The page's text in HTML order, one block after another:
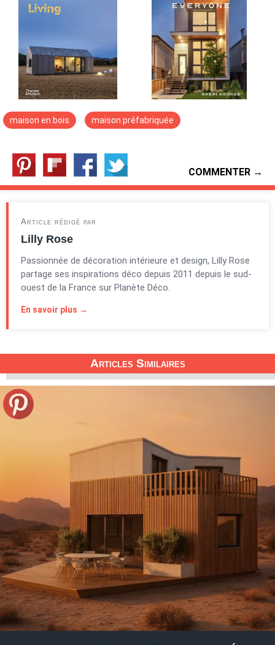
maison en bois maison préfabriquée
COMMENTER →
Article rédigé par
Lilly Rose
Passionnée de décoration intérieure et design, Lilly Rose
partage ses inspirations déco depuis 2011 depuis le sud-
ouest de la France sur Planète Déco.
En savoir plus →
Articles Similaires